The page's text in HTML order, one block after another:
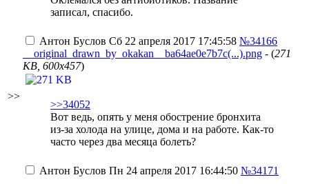
записал, спасибо.
>>
Антон Буслов Сб 22 апреля 2017 17:45:58 №34166
__original_drawn_by_okakan__ba64ae0e7b7c(...).png - (271
KB, 600x457)
>>34052
Вот ведь, опять у меня обострение бронхита
из-за холода на улице, дома и на работе. Как-то
часто через два месяца болеть?
Антон Буслов Пн 24 апреля 2017 16:44:50 №34171